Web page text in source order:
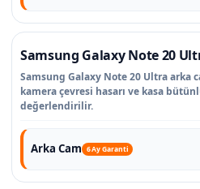
Samsung Galaxy Note 20
Samsung Galaxy Note 20 Ultra arka
kamera çevresi hasarı ve kasa
değerlendirilir.
Arka Cam 6 Ay Garanti